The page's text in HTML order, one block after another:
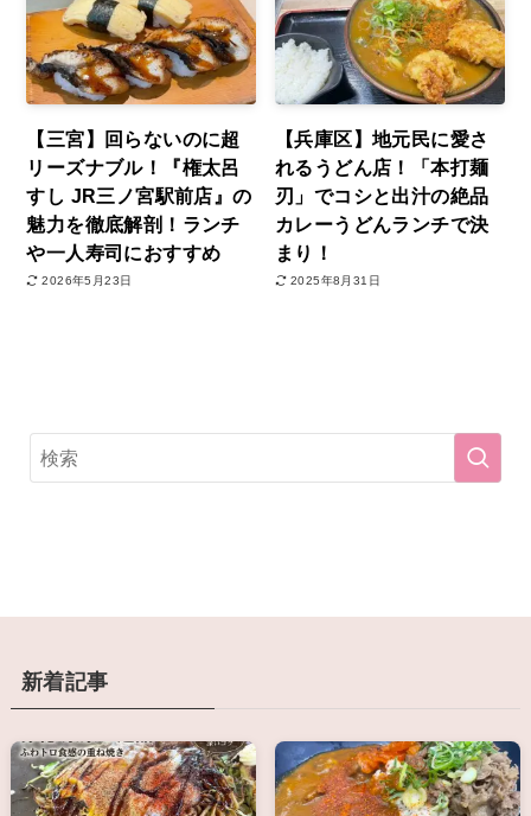
【三宮】回らないのに超
リーズナブル！『権太呂
すし JR三ノ宮駅前店』の
魅力を徹底解剖！ランチ
や一人寿司におすすめ
2026年5月23日
【兵庫区】地元民に愛さ
れるうどん店！「本打麺
刃」でコシと出汁の絶品
カレーうどんランチで決
まり！
2025年8月31日
新着記事